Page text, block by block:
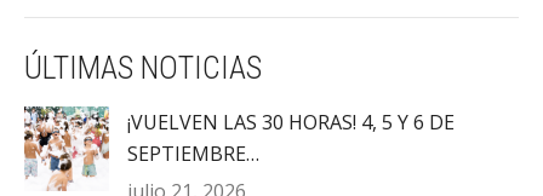
ÚLTIMAS NOTICIAS
¡VUELVEN LAS 30 HORAS! 4, 5 Y 6 DE
SEPTIEMBRE…